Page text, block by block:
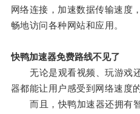
网络连接，加速数据传输速度
畅地访问各种网站和应用。
快鸭加速器免费路线不见了
无论是观看视频、玩游戏还
器都能让用户感受到网络速度
而且，快鸭加速器还拥有智